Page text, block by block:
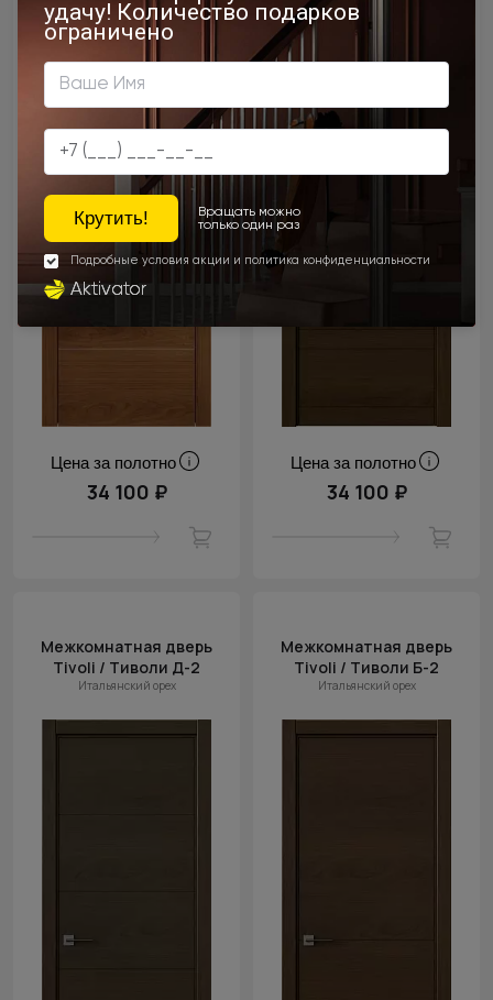
Цена за полотно
34 100 ₽
Цена за полотно
34 100 ₽
Межкомнатная дверь
Tivoli / Тиволи Д-2
Итальянский орех
Межкомнатная дверь
Tivoli / Тиволи Б-2
Итальянский орех